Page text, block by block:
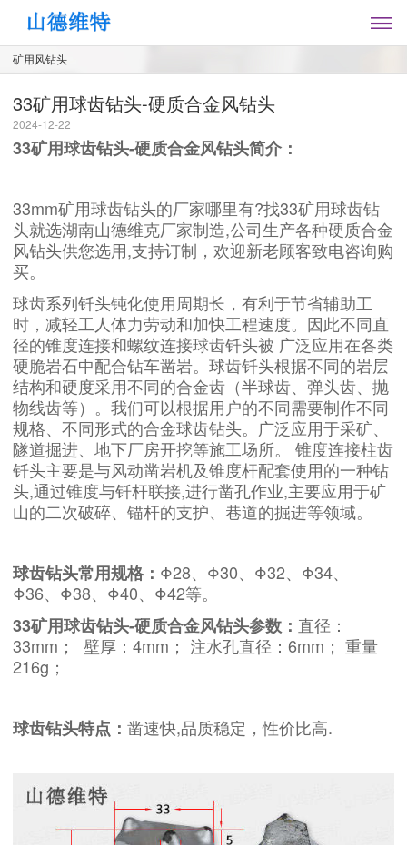
矿用风钻头
33矿用球齿钻头-硬质合金风钻头
2024-12-22
33矿用球齿钻头-硬质合金风钻头简介：
33mm矿用球齿钻头的厂家哪里有?找33矿用球齿钻
头就选湖南山德维克厂家制造,公司生产各种硬质合金
风钻头供您选用,支持订制，欢迎新老顾客致电咨询购
买。
球齿系列钎头钝化使用周期长，有利于节省辅助工
时，减轻工人体力劳动和加快工程速度。因此不同直
径的锥度连接和螺纹连接球齿钎头被 广泛应用在各类
硬脆岩石中配合钻车凿岩。球齿钎头根据不同的岩层
结构和硬度采用不同的合金齿（半球齿、弹头齿、抛
物线齿等）。我们可以根据用户的不同需要制作不同
规格、不同形式的合金球齿钻头。广泛应用于采矿、
隧道掘进、地下厂房开挖等施工场所。 锥度连接柱齿
钎头主要是与风动凿岩机及锥度杆配套使用的一种钻
头,通过锥度与钎杆联接,进行凿孔作业,主要应用于矿
山的二次破碎、锚杆的支护、巷道的掘进等领域。
球齿钻头常用规格： Φ28、Φ30、Φ32、Φ34、
Φ36、Φ38、Φ40、 Φ42等。
33矿用球齿钻头-硬质合金风钻头参数： 直径：
33mm； 壁厚：4mm； 注水孔直径：6mm； 重量
216g；
球齿钻头特点： 凿速快,品质稳定，性价比高.